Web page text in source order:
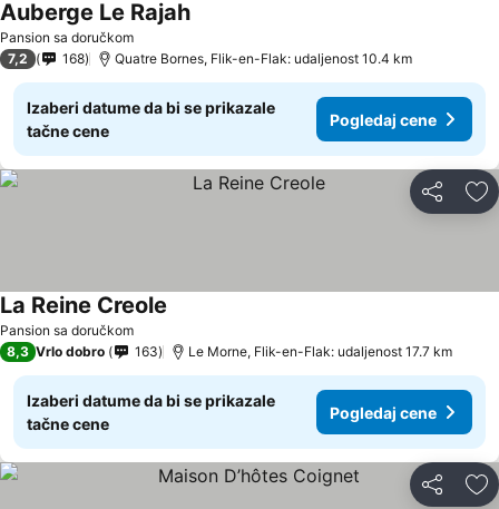
Pansion sa doručkom
Auberge Le Rajah
7,2 168 Quatre Bornes, Flik-en-Flak: udaljenost 10.4 km
Izaberi datume da bi se prikazale
tačne cene
Pogledaj cene
Deli
Pansion sa doručkom
La Reine Creole
8,3 Vrlo dobro 163 Le Morne, Flik-en-Flak: udaljenost 17.7 km
Izaberi datume da bi se prikazale
tačne cene
Pogledaj cene
Deli